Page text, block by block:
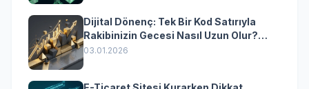
Dijital Dönenç: Tek Bir Kod Satırıyla
Rakibinizin Gecesi Nasıl Uzun Olur?
(Kurumsal Yazılımın Güçlü Rolü)
03.01.2026